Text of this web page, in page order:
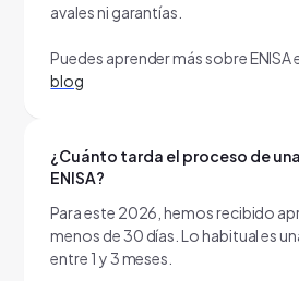
avales ni garantías.
Puedes aprender más sobre ENISA
blog
¿Cuánto tarda el proceso de
ENISA?
Para este 2026, hemos recibido
menos de 30 días. Lo habitual es
entre 1 y 3 meses.